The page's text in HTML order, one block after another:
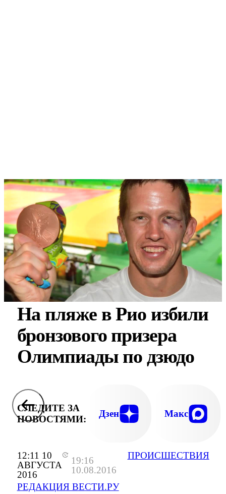
12:11 10
АВГУСТА
2016
19:16
10.08.2016
РЕДАКЦИЯ ВЕСТИ.РУ
ПРОИСШЕСТВИЯ
На пляже в Рио избили
бронзового призера
Олимпиады по дзюдо
СЛЕДИТЕ ЗА
НОВОСТЯМИ:
Дзен Макс